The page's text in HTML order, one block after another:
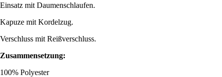
Einsatz mit Daumenschlaufen.
Kapuze mit Kordelzug.
Verschluss mit Reißverschluss.
Zusammensetzung:
100% Polyester